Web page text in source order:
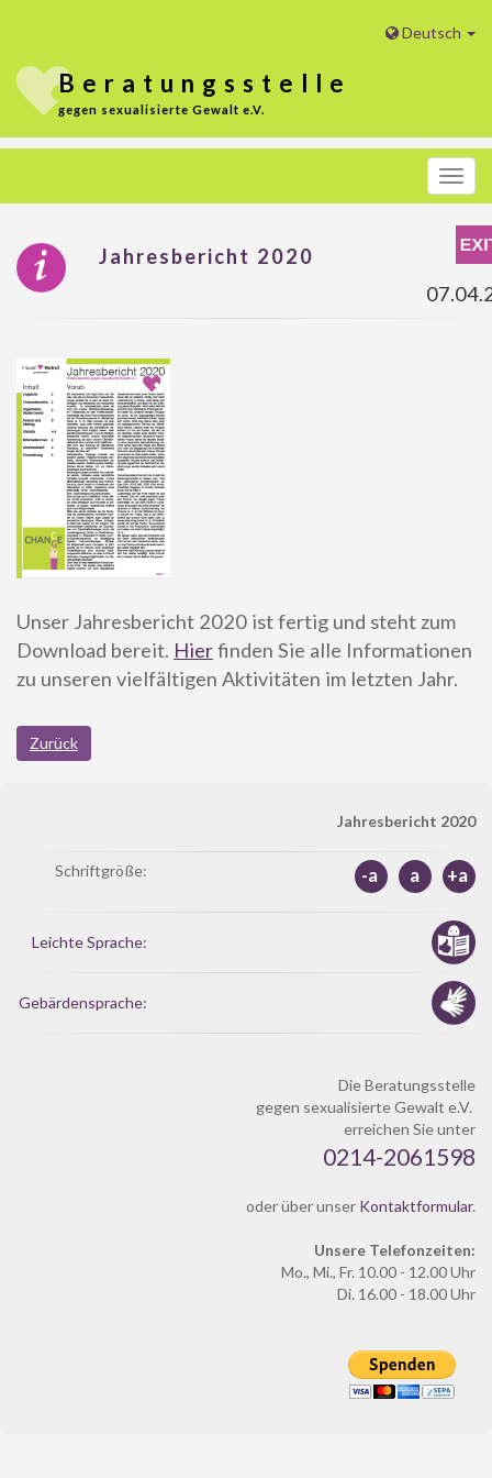
Deutsch
Beratungs stelle
gegen sexualisierte Gewalt e.V.
Menü
Jahresbericht 2020
Unser Jahresbericht 2020 ist fertig und steht zum
Download bereit. Hierfinden Sie alle Informationen
zu unseren vielfältigen Aktivitäten im letzten Jahr.
Zurück
Jahresbericht 2020
Schriftgröße: +a
a
-a
Leichte Sprache:
Gebärdensprache:
Die Beratungsstelle
gegen sexualisierte Gewalt e.V.
erreichen Sie unter
0214-2061598
oder über unser Kontaktformular.
Unsere Telefonzeiten:
Mo., Mi., Fr. 10.00 - 12.00 Uhr
Di. 16.00 - 18.00 Uhr